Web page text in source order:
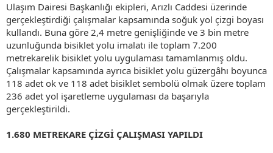
Ulaşım Dairesi Başkanlığı ekipleri, Arızlı Caddesi üzerinde
gerçekleştirdiği çalışmalar kapsamında soğuk yol çizgi boyası
kullandı. Buna göre 2,4 metre genişliğinde ve 3 bin metre
uzunluğunda bisiklet yolu imalatı ile toplam 7.200
metrekarelik bisiklet yolu uygulaması tamamlanmış oldu.
Çalışmalar kapsamında ayrıca bisiklet yolu güzergâhı boyunca
118 adet ok ve 118 adet bisiklet sembolü olmak üzere toplam
236 adet yol işaretleme uygulaması da başarıyla
gerçekleştirildi.
1.680 METREKARE ÇİZGİ ÇALIŞMASI YAPILDI